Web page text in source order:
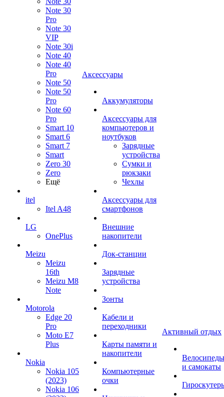
Note 30
Pro
Note 30
VIP
Note 30i
Note 40
Note 40
Pro
Note 50
Note 50
Pro
Note 60
Pro
Smart 10
Smart 6
Smart 7
Smart
Zero 30
Zero
Ещё
itel
Itel A48
LG
OnePlus
Meizu
Meizu
16th
Meizu M8
Note
Motorola
Edge 20
Pro
Moto E7
Plus
Nokia
Nokia 105
(2023)
Nokia 106
Аксессуары
Аккумуляторы
Аксессуары для
компьютеров и
ноутбуков
Зарядные
устройства
Сумки и
рюкзаки
Чехлы
Аксессуары для
смартфонов
Внешние
накопители
Док-станции
Зарядные
устройства
Зонты
Кабели и
переходники
Карты памяти и
накопители
Компьютерные
очки
Активный отдых
Велосипеды
и самокаты